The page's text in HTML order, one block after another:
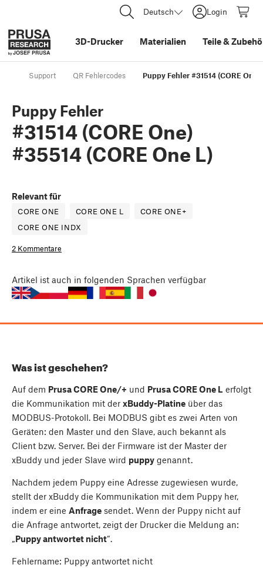
Deutsch Login
3D-Drucker Materialien Teile&
Support QR Fehlercodes Puppy Fehler #31514 (CORE
Puppy Fehler
#31514 (CORE One)
#35514 (CORE One L)
Relevant für
CORE ONE CORE ONE L
CORE ONE+
CORE ONE INDX
2 Kommentare
Artikel ist auch in folgenden Sprachen verfügbar
Was ist geschehen?
Auf dem Prusa CORE One/+ und Prusa CORE One L erfolgt
die Kommunikation mit der xBuddy-Platine über das
MODBUS-Protokoll. Bei MODBUS gibt es zwei Arten von
Geräten: den Master und den Slave, auch bekannt als
Client bzw. Server. Bei der Firmware ist der Master der
xBuddy und jeder Slave wird puppy genannt.
Nachdem jedem Puppy eine Adresse zugewiesen wurde,
stellt der xBuddy die Kommunikation mit dem Puppy her,
indem er eine Anfrage sendet. Wenn der Puppy nicht auf
die Anfrage antwortet, zeigt der Drucker die Meldung an:
„Puppy antwortet nicht“.
Fehlername: Puppy antwortet nicht